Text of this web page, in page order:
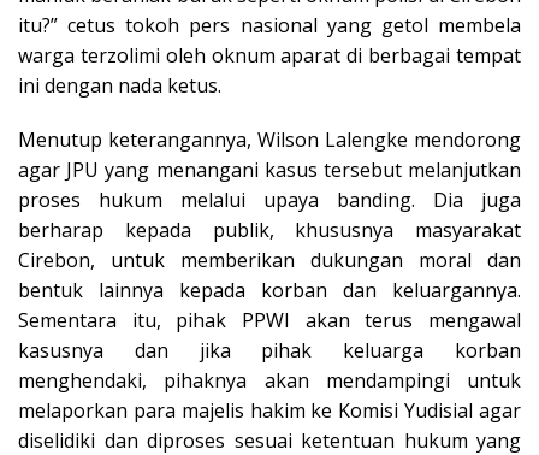
itu?” cetus tokoh pers nasional yang getol membela
warga terzolimi oleh oknum aparat di berbagai tempat
ini dengan nada ketus.
Menutup keterangannya, Wilson Lalengke mendorong
agar JPU yang menangani kasus tersebut melanjutkan
proses hukum melalui upaya banding. Dia juga
berharap kepada publik, khususnya masyarakat
Cirebon, untuk memberikan dukungan moral dan
bentuk lainnya kepada korban dan keluargannya.
Sementara itu, pihak PPWI akan terus mengawal
kasusnya dan jika pihak keluarga korban
menghendaki, pihaknya akan mendampingi untuk
melaporkan para majelis hakim ke Komisi Yudisial agar
diselidiki dan diproses sesuai ketentuan hukum yang